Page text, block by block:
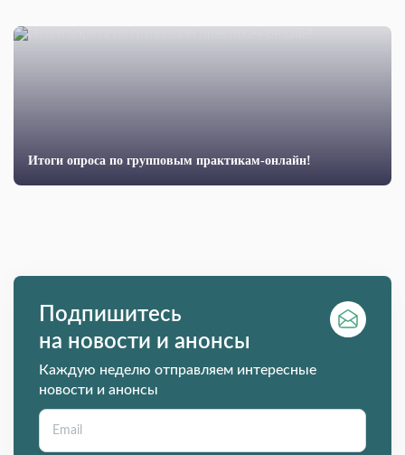
Итоги опроса по групповым практикам-онлайн!
Подпишитесь
на новости и анонсы
Каждую неделю отправляем интересные
новости и анонсы